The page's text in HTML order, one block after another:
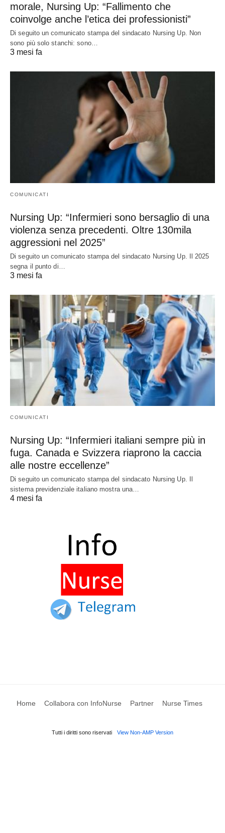
morale, Nursing Up: “Fallimento che
coinvolge anche l’etica dei professionisti”
Di seguito un comunicato stampa del sindacato Nursing Up. Non
sono più solo stanchi: sono…
3 mesi fa
COMUNICATI
Nursing Up: “Infermieri sono bersaglio di una
violenza senza precedenti. Oltre 130mila
aggressioni nel 2025”
Di seguito un comunicato stampa del sindacato Nursing Up. Il 2025
segna il punto di…
3 mesi fa
COMUNICATI
Nursing Up: “Infermieri italiani sempre più in
fuga. Canada e Svizzera riaprono la caccia
alle nostre eccellenze”
Di seguito un comunicato stampa del sindacato Nursing Up. Il
sistema previdenziale italiano mostra una…
4 mesi fa
Home Collabora con InfoNurse Partner Nurse Times
Tutti i diritti sono riservati View Non-AMP Version